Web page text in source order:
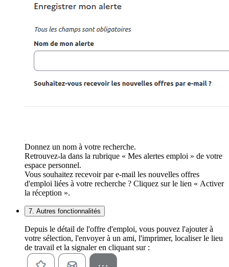
Donnez un nom à votre recherche.
Retrouvez-la dans la rubrique « Mes alertes emploi » de votre
espace personnel.
Vous souhaitez recevoir par e-mail les nouvelles offres
d'emploi liées à votre recherche ? Cliquez sur le lien « Activer
la réception ».
7. Autres fonctionnalités
Depuis le détail de l'offre d'emploi, vous pouvez l'ajouter à
votre sélection, l'envoyer à un ami, l'imprimer, localiser le lieu
de travail et la signaler en cliquant sur :